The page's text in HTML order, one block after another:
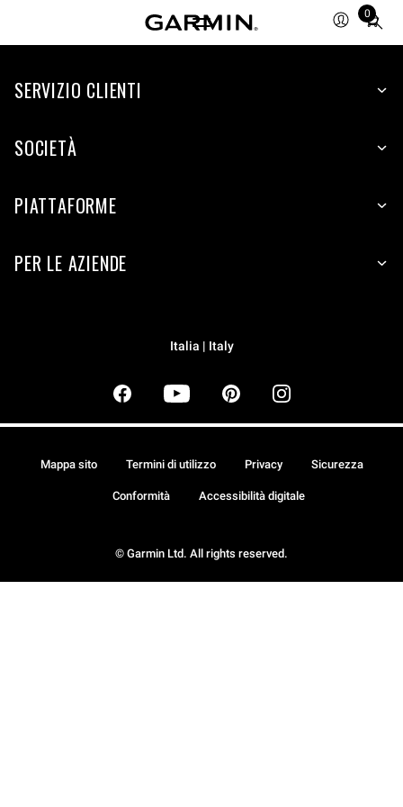
0
Total
items
cart:
SERVIZIO CLIENTI
SOCIETÀ
PIATTAFORME
PER LE AZIENDE
Italia | Italy
© Garmin Ltd. All rights reserved.
Mappa sito Termini di utilizzo Privacy Sicurezza
Conformità Accessibilità digitale